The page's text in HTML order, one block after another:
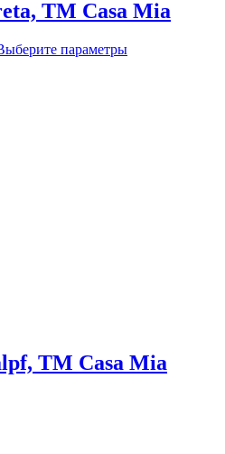
TM Casa Mia
параметры
TM Casa Mia